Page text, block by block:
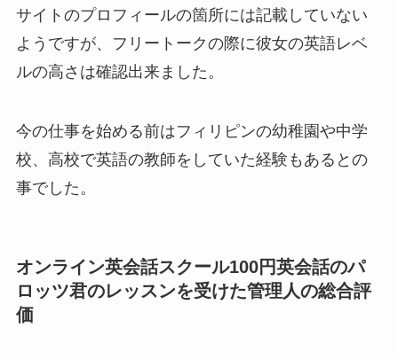
サイトのプロフィールの箇所には記載していない
ようですが、フリートークの際に彼女の英語レベ
ルの高さは確認出来ました。
今の仕事を始める前はフィリピンの幼稚園や中学
校、高校で英語の教師をしていた経験もあるとの
事でした。
オンライン英会話スクール100円英会話のパ
ロッツ君のレッスンを受けた管理人の総合評
価